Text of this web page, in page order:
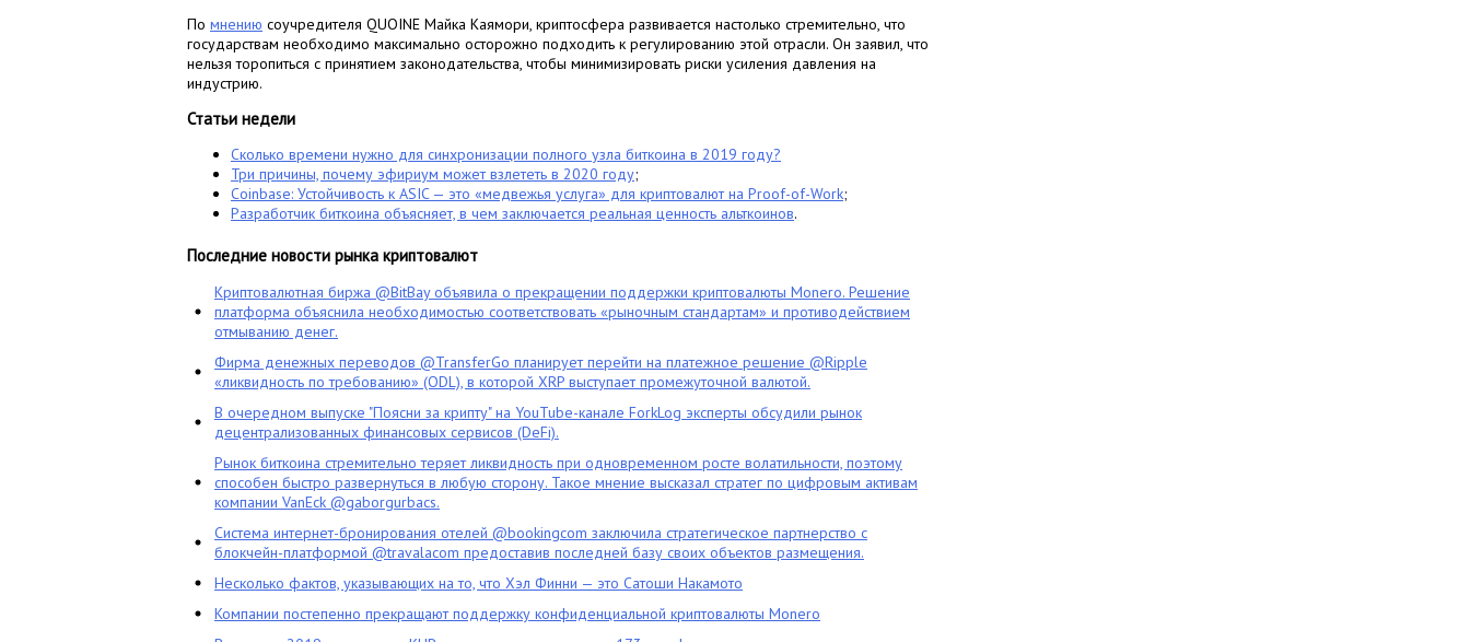
По мнению соучредителя QUOINE Майка Каямори, криптосфера развивается настолько стремительно, что
государствам необходимо максимально осторожно подходить к регулированию этой отрасли. Он заявил, что
нельзя торопиться с принятием законодательства, чтобы минимизировать риски усиления давления на
индустрию.
Статьи недели
Сколько времени нужно для синхронизации полного узла биткоина в 2019 году?
Три причины, почему эфириум может взлететь в 2020 году;
Coinbase: Устойчивость к ASIC — это «медвежья услуга» для криптовалют на Proof-of-Work;
Разработчик биткоина объясняет, в чем заключается реальная ценность альткоинов.
Последние новости рынка криптовалют
Криптовалютная биржа @BitBay объявила о прекращении поддержки криптовалюты Monero. Решение
платформа объяснила необходимостью соответствовать «рыночным стандартам» и противодействием
отмыванию денег.
Фирма денежных переводов @TransferGo планирует перейти на платежное решение @Ripple
«ликвидность по требованию» (ODL), в которой XRP выступает промежуточной валютой.
В очередном выпуске "Поясни за крипту" на YouTube-канале ForkLog эксперты обсудили рынок
децентрализованных финансовых сервисов (DeFi).
Рынок биткоина стремительно теряет ликвидность при одновременном росте волатильности, поэтому
способен быстро развернуться в любую сторону. Такое мнение высказал стратег по цифровым активам
компании VanEck @gaborgurbacs.
Система интернет-бронирования отелей @bookingcom заключила стратегическое партнерство с
блокчейн-платформой @travalacom предоставив последней базу своих объектов размещения.
Несколько фактов, указывающих на то, что Хэл Финни — это Сатоши Накамото
Компании постепенно прекращают поддержку конфиденциальной криптовалюты Monero